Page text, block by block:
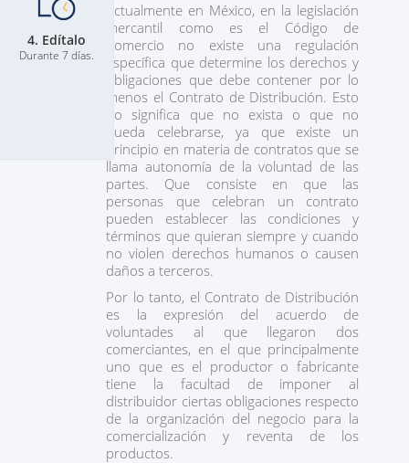
4. Edítalo
Durante 7 días.
Actualmente en México, en la legislación
mercantil como es el Código de
Comercio no existe una regulación
específica que determine los derechos y
obligaciones que debe contener por lo
menos el Contrato de Distribución. Esto
no significa que no exista o que no
pueda celebrarse, ya que existe un
principio en materia de contratos que se
llama autonomía de la voluntad de las
partes. Que consiste en que las
personas que celebran un contrato
pueden establecer las condiciones y
términos que quieran siempre y cuando
no violen derechos humanos o causen
daños a terceros.
Por lo tanto, el Contrato de Distribución
es la expresión del acuerdo de
voluntades al que llegaron dos
comerciantes, en el que principalmente
uno que es el productor o fabricante
tiene la facultad de imponer al
distribuidor ciertas obligaciones respecto
de la organización del negocio para la
comercialización y reventa de los
productos.